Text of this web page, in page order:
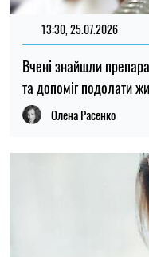
13:30, 25.07.2026
Вчені знайшли
та допоміг подолати
Олена Расенко